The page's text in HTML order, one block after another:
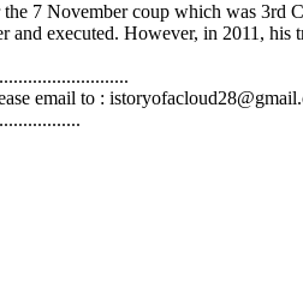
7 November coup which was 3rd
and executed. However, in 2011,
email to :